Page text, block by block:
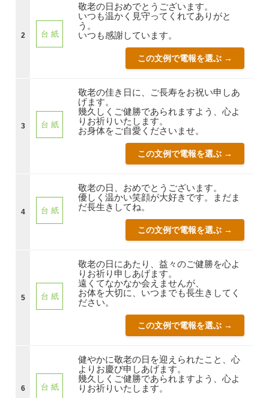
2 台 紙
敬老の日おめでとうございます。
いつも温かく見守ってくれてありがと
う。
いつも感謝しています。
この文例で電報を選ぶ →
3 台 紙
敬老の佳き日に、ご長寿をお祝い申しあ
げます。
幾久しくご健勝であられますよう、心よ
りお祈りいたします。
お身体をご自愛くださいませ。
この文例で電報を選ぶ →
4 台 紙
敬老の日、おめでとうございます。
優しく温かい笑顔が大好きです。まだま
だ長生きしてね。
この文例で電報を選ぶ →
5 台 紙
敬老の日にあたり、益々のご健勝を心よ
りお祈り申しあげます。
遠くてなかなか会えませんが、
お体を大切に、いつまでも長生きしてく
ださい。
この文例で電報を選ぶ →
6 台 紙
健やかに敬老の日を迎えられたこと、心
よりお慶び申しあげます。
幾久しくご健勝であられますよう、心よ
りお祈りいたします。